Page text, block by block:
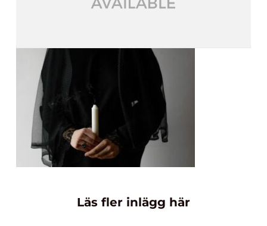
Läs fler inlägg här